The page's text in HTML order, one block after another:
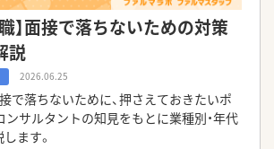
】面接で落ちないための対策
説
2026.06.25
で落ちないために、押さえておきたいポ
ンサルタントの知見をもとに業種別・年代
ます。